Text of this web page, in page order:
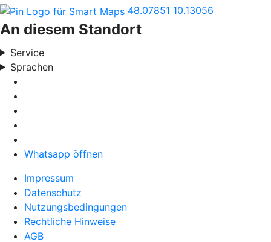
48.07851 10.13056
An diesem Standort
Service
Sprachen
Whatsapp öffnen
Impressum
Datenschutz
Nutzungsbedingungen
Rechtliche Hinweise
AGB